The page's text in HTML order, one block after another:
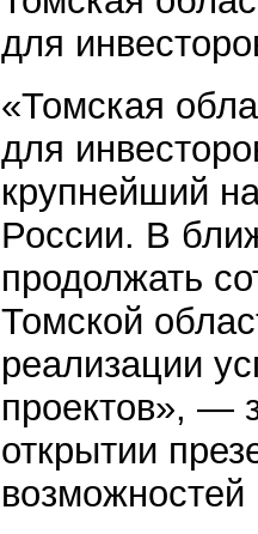
для
«Томская
для
крупнейший
России. В
продолжать
Томской
реализации
проектов», —
открытии
возможностей